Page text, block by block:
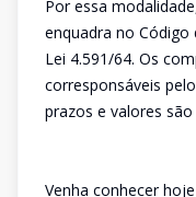
Por essa
enquadra no
Lei 4.591/64. Os
corresponsáveis
prazos e valores
Venha conhecer